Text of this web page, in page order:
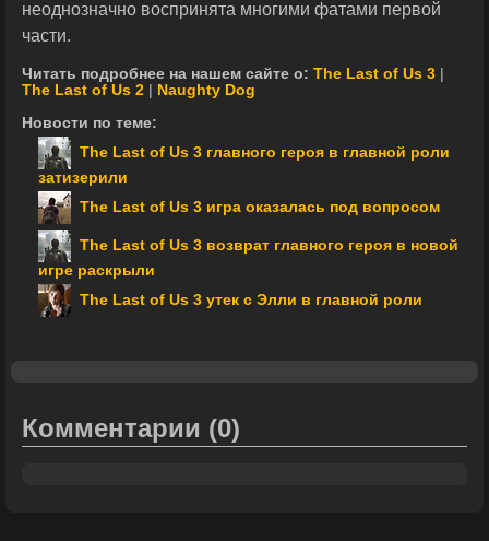
неоднозначно воспринята многими фатами первой
части.
Читать подробнее на нашем сайте о: The Last of Us 3
The Last of Us 2
Naughty Dog
Новости по теме:
The Last of Us 3 главного героя в главной роли
затизерили
The Last of Us 3 игра оказалась под вопросом
The Last of Us 3 возврат главного героя в новой
игре раскрыли
The Last of Us 3 утек с Элли в главной роли
Комментарии (0)